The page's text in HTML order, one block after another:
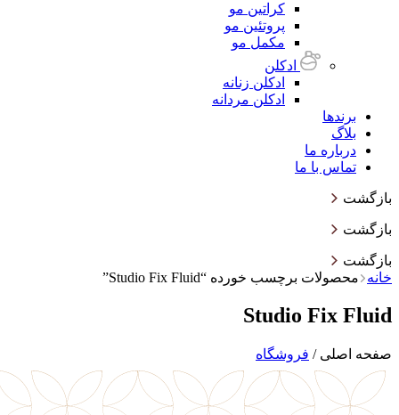
کراتین مو
پروتئین مو
مکمل مو
ادکلن
ادکلن زنانه
ادکلن مردانه
برندها
بلاگ
درباره ما
تماس با ما
بازگشت
بازگشت
بازگشت
خانه
محصولات برچسب خورده “Studio Fix Fluid”
Studio Fix Fluid
صفحه اصلی / فروشگاه